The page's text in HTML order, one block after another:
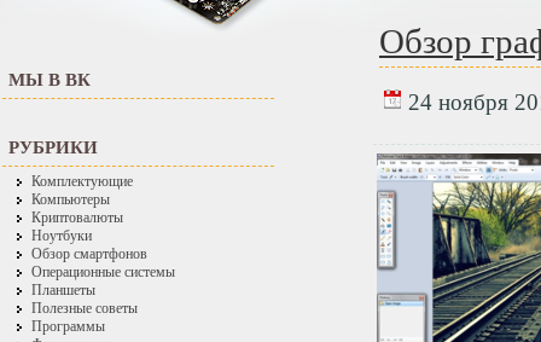
МЫ В ВК
РУБРИКИ
Комплектующие
Компьютеры
Криптовалюты
Ноутбуки
Обзор смартфонов
Операционные системы
Планшеты
Полезные советы
Программы
Обзор
24 ноября